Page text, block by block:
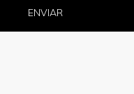
ENVIAR